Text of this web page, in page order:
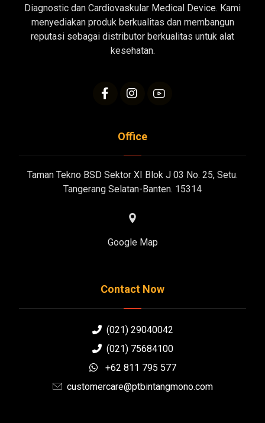
Diagnostic dan Cardiovaskular Medical Device. Kami
menyediakan produk berkualitas dan membangun
reputasi sebagai distributor berkualitas untuk alat
kesehatan.
Office
Taman Tekno BSD Sektor XI Blok J 03 No. 25, Setu.
Tangerang Selatan-Banten. 15314
Google Map
Contact Now
(021) 29040042
(021) 75684100
+62 811 795 577
customercare@ptbintangmono.com